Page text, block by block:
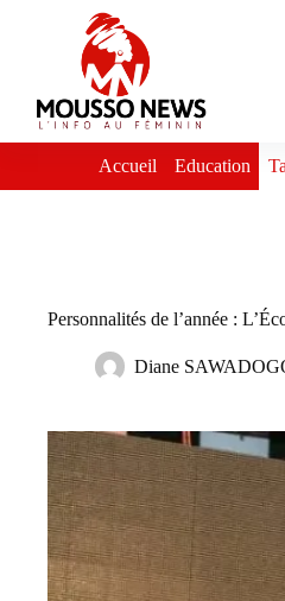
Accueil Education
Personnalités de l’année :
Diane